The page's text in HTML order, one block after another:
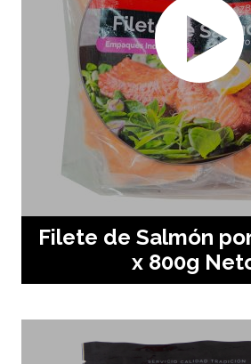
Filete de Salmón
x 800g